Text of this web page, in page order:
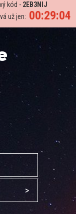
kód - 2EB3NIJ
00:29:03
už jen:
>